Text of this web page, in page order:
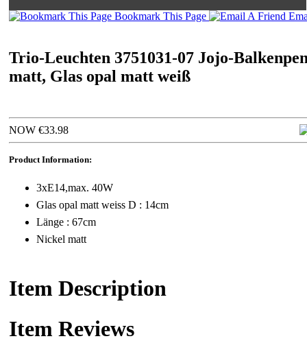
Bookmark This Page
Trio-Leuchten 3751031-07 Jojo-
matt, Glas opal matt weiß
NOW €33.98
Product Information:
3xE14,max. 40W
Glas opal matt weiss D : 14cm
Länge : 67cm
Nickel matt
Item Description
Item Reviews